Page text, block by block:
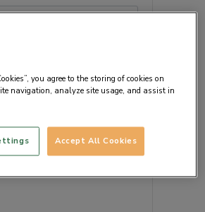
PERSONALE
you agree to the storing of cookies on
navigation, analyze site usage, and assist in
Accept All Cookies